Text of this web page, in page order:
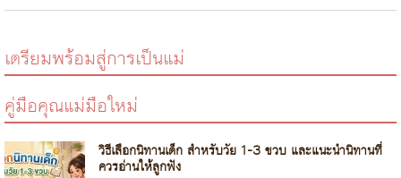
เตรียมพร้อมสู่การเป็นแม่
คู่มือคุณแม่มือใหม่
วิธีเลือกนิทานเด็ก สำหรับวัย 1-3 ขวบ และแนะนำนิทานที่
ควรอ่านให้ลูกฟัง